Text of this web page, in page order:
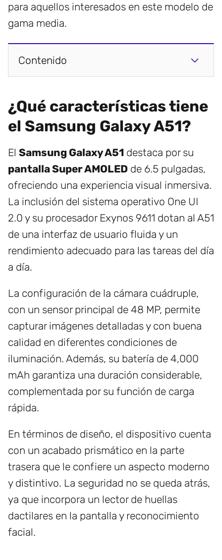
para aquellos interesados en este modelo de
gama media.
Contenido
¿Qué características tiene
el Samsung Galaxy A51?
El Samsung Galaxy A51 destaca por su
pantalla Super AMOLED de 6.5 pulgadas,
ofreciendo una experiencia visual inmersiva.
La inclusión del sistema operativo One UI
2.0 y su procesador Exynos 9611 dotan al A51
de una interfaz de usuario fluida y un
rendimiento adecuado para las tareas del día
a día.
La configuración de la cámara cuádruple,
con un sensor principal de 48 MP, permite
capturar imágenes detalladas y con buena
calidad en diferentes condiciones de
iluminación. Además, su batería de 4,000
mAh garantiza una duración considerable,
complementada por su función de carga
rápida.
En términos de diseño, el dispositivo cuenta
con un acabado prismático en la parte
trasera que le confiere un aspecto moderno
y distintivo. La seguridad no se queda atrás,
ya que incorpora un lector de huellas
dactilares en la pantalla y reconocimiento
facial.